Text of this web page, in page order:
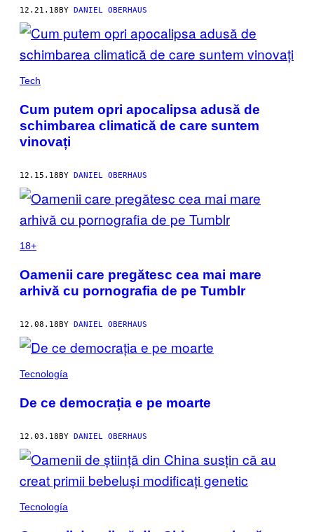
12.21.18BY DANIEL OBERHAUS
Tech
Cum putem opri apocalipsa adusă de
schimbarea climatică de care suntem
vinovați
12.15.18BY DANIEL OBERHAUS
18+
Oamenii care pregătesc cea mai mare
arhivă cu pornografia de pe Tumblr
12.08.18BY DANIEL OBERHAUS
Tecnología
De ce democrația e pe moarte
12.03.18BY DANIEL OBERHAUS
Tecnología